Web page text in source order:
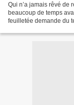
Qui n’a jamais rêvé de
beaucoup de temps
feuilletée demande du